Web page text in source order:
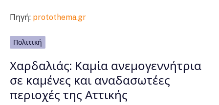
Πηγή: protothema.gr
Πολιτική
Χαρδαλιάς: Καμία ανεμογεννήτρια
σε καμένες και αναδασωτέες
περιοχές της Αττικής